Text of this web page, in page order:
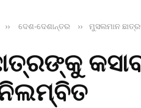
›› ଦେଶ-ଦେଶାନ୍ତର ›› ମୁସଲମାନ